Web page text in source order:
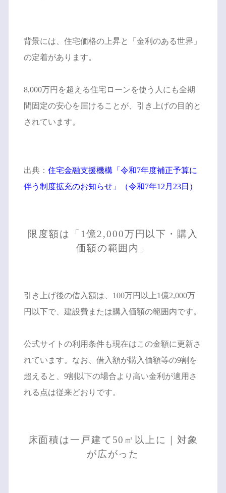
背景には、住宅価格の上昇と「金利のある世界」
の定着があります。
8,000万円を超える住宅ローンを使う人にも全期
間固定の安心を届けることが、引き上げの目的と
されています。
出典： 住宅金融支援機構「令和7年度補正予算に
伴う制度拡充のお知らせ」（令和7年12月23日）
限度額は「1億2,000万円以下・購入
価額の範囲内」
引き上げ後の借入額は、100万円以上1億2,000万
円以下で、建設費または購入価額の範囲内です。
公式サイトの利用条件も現在はこの金額に更新さ
れています。なお、借入額が購入価額等の9割を
超えると、9割以下の場合より高い金利が適用さ
れる点は従来どおりです。
床面積は一戸建て50㎡以上に｜対象
が広がった